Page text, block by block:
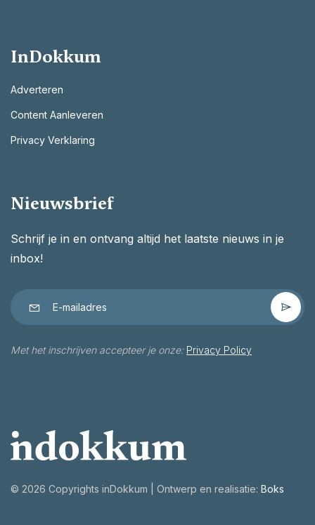
InDokkum
Adverteren
Content Aanleveren
Privacy Verklaring
Nieuwsbrief
Schrijf je in en ontvang altijd het laatste nieuws in je
inbox!
Met het inschrijven accepteer je onze: Privacy Policy
© 2026 Copyrights inDokkum | Ontwerp en realisatie: Boks